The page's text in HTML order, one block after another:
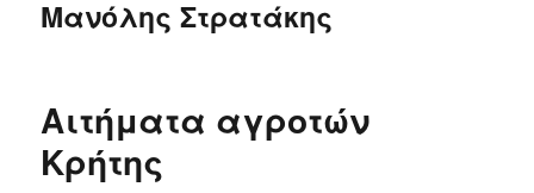
Μανόλης Στρατάκης
Αιτήματα αγροτών
Κρήτης